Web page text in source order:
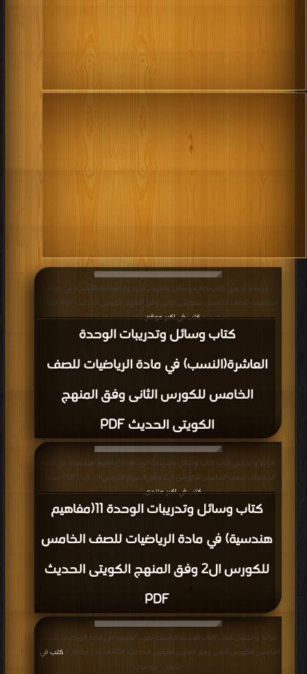
كتاب وسائل وتدريبات الوحدة
العاشرة(النسب) في مادة الرياضيات للصف
الخامس للكورس الثانى وفق المنهج
الكويتى الحديث PDF
قراءة و تحميل كتاب كتاب وسائل وتدريبات الوحدة العاشرة(النسب) في مادة
الرياضيات للصف الخامس للكورس الثانى وفق المنهج الكويتى الحديث PDF مجانا |
مكتبة >كتب في اكبر موقع| التحميل : مرة/مرات
كتاب وسائل وتدريبات الوحدة 11(مفاهيم
هندسية) في مادة الرياضيات للصف الخامس
للكورس ال2 وفق المنهج الكويتى الحديث
PDF
قراءة و تحميل كتاب كتاب وسائل وتدريبات الوحدة 11(مفاهيم هندسية) في مادة
الرياضيات للصف الخامس للكورس ال2 وفق المنهج الكويتى الحديث PDF مجانا |
مكتبة >كتب في اكبر منتدى| التحميل : مرة/مرات
قراءة و تحميل كتاب كتاب الوحدة التاسعة(ضرب الكسور)في مادة الرياضيات للصف
الخامس للكورس الثانى وفق المنهج الكويتى الحديث PDF مجانا | مكتبة >
كتب في
التحميل : مرة/مرات